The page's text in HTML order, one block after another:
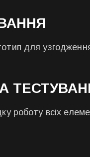
для
роботу всіх